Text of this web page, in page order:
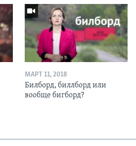
МАРТ 11, 2018
Билборд, биллборд или
вообще бигборд?